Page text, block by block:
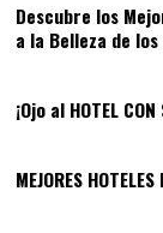
Descubre los
a la Belleza de
¡Ojo al HOTEL CON
MEJORES